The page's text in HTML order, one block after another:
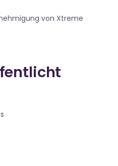
von Xtreme